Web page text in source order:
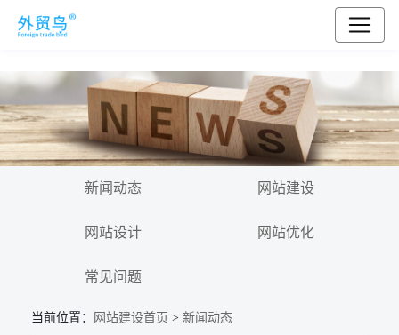
新闻动态 网站建设
网站设计 网站优化
常见问题
当前位置： 网站建设首页 > 新闻动态